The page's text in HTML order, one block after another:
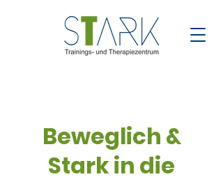
Beweglich &
Stark in die